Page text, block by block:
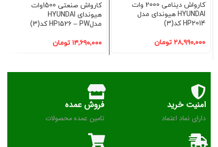
کارواش دینامی 2000 وات
HYUNDAI هیوندای مدل
HP2014 کد(3)
۲۸,۹۹۰,۰۰۰ تومان
کارواش صنعتی 1500وات
هیوندای HYUNDAI
مدلHP1526 – PW کد(3)
۱۴,۶۹۰,۰۰۰ تومان
امنیت خرید
دارای نماد اعتماد
فروش عمده
تامین عمده محصولات